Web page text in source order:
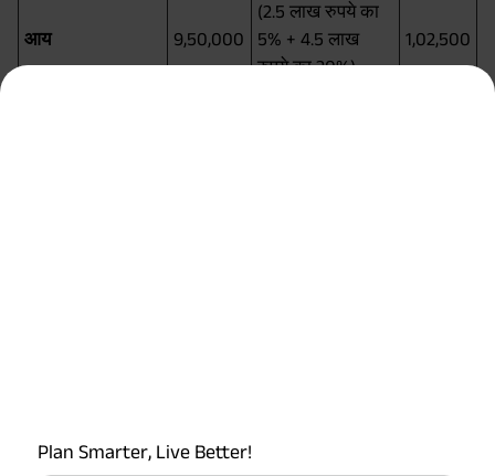
Plan Smarter, Live Better!
आय 9,50,000
(2.5 लाख रुपये का
5% + 4.5 लाख
रुपये का 20%)
1,02,500
गृह ऋण कटौती (पूर्ण)
3,89,000